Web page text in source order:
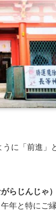
に「前進」
らじんじゃ）
年と特にご